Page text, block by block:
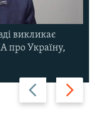
Назад Вперед
викликає
про Україну,